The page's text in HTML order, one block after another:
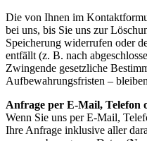
Die von Ihnen im
bei uns, bis Sie uns zur
Speicherung widerrufen oder
entfällt (z. B. nach
Zwingende gesetzliche
Aufbewahrungsfristen –
Anfrage per E-Mail, Telefon
Wenn Sie uns per E-Mail,
Ihre Anfrage inklusive aller